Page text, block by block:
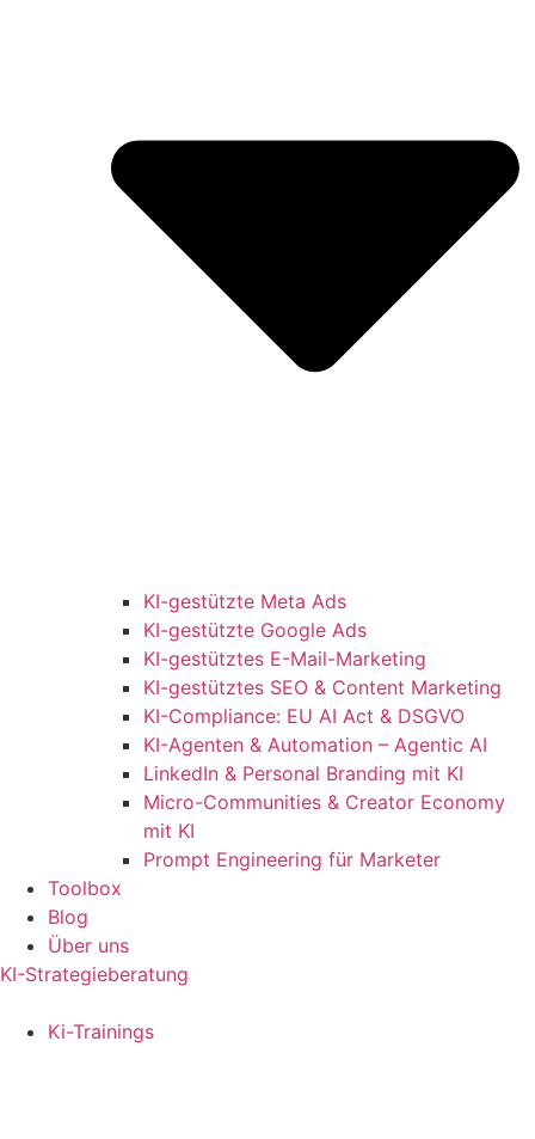
KI-gestützte Meta Ads
KI-gestützte Google Ads
KI-gestütztes E-Mail-Marketing
KI-gestütztes SEO & Content Marketing
KI-Compliance: EU AI Act & DSGVO
KI-Agenten & Automation – Agentic AI
LinkedIn & Personal Branding mit KI
Micro-Communities & Creator Economy
mit KI
Prompt Engineering für Marketer
Toolbox
Blog
Über uns
KI-Strategieberatung
Ki-Trainings